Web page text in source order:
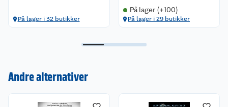
På lager i 32 butikker
På lager (+100)
På lager i 29 butikker
Andre alternativer
Nyheter
Angre- og returrett